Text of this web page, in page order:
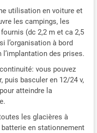
utilisation en voiture et
les campings, les
(dc 2,2 m et ca 2,5
l’organisation à bord
des prises.
vous pouvez
puis basculer en 12/24 v,
atteindre la
les glacières à
en stationnement